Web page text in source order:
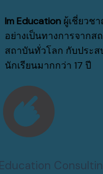
Im Education ผู้เชี่ยวช
อย่างเป็นทางการจากส
สถาบันทั่วโลก กับประ
นักเรียนมากกว่า 17 ปี